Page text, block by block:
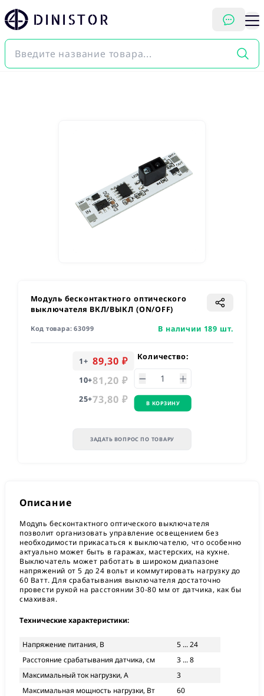
DINISTOR
Модуль бесконтактного оптического
выключателя ВКЛ/ВЫКЛ (ON/OFF)
Код товара:63099 В наличии 189 шт.
1+ 89,30 ₽
10+81,20 ₽
25+73,80 ₽
Количество:
В КОРЗИНУ
ЗАДАТЬ ВОПРОС ПО ТОВАРУ
Описание
Модуль бесконтактного оптического выключателя
позволит организовать управление освещением без
необходимости прикасаться к выключателю, что особенно
актуально может быть в гаражах, мастерских, на кухне.
Выключатель может работать в широком диапазоне
напряжений от 5 до 24 вольт и коммутировать нагрузку до
60 Ватт. Для срабатывания выключателя достаточно
провести рукой на расстоянии 30-80 мм от датчика, как бы
смахивая.
Технические характеристики:
Напряжение питания, В
5 ... 24
Расстояние срабатывания датчика, см
3 ... 8
Максимальный ток нагрузки, А
3
Максимальная мощность нагрузки, Вт
60